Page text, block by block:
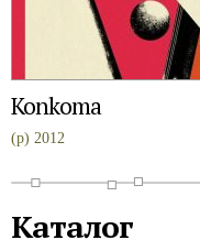
Konkoma
(p) 2012
Каталог